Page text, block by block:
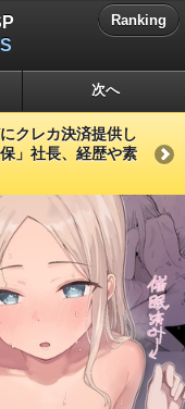
Ranking
次へ
クレカ決済提供し
」社長、経歴や素